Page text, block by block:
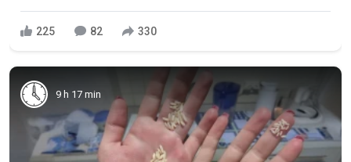
225 82 330
9 h 17 min